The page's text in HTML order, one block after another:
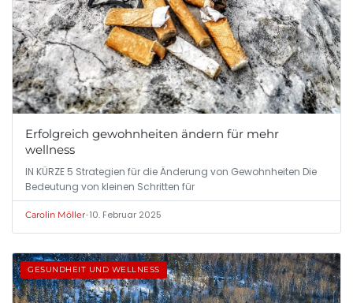
Erfolgreich gewohnheiten ändern für mehr
wellness
IN KÜRZE 5 Strategien für die Änderung von Gewohnheiten Die
Bedeutung von kleinen Schritten für
Carolin Möller•10. Februar 2025
GESUNDHEIT UND WELLNESS